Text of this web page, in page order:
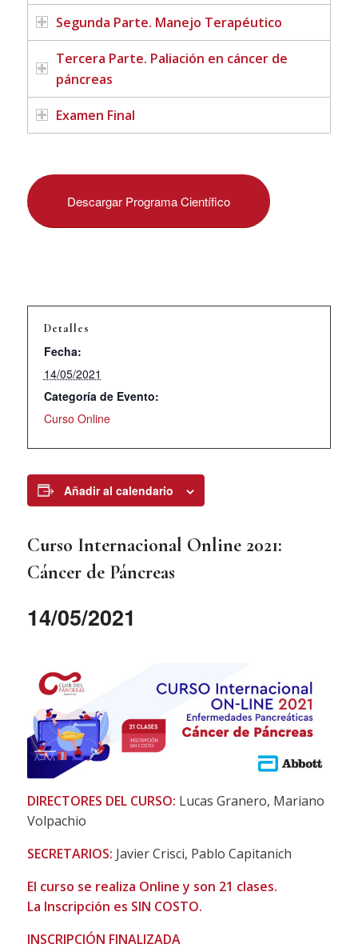
Segunda Parte. Manejo Terapéutico
Tercera Parte. Paliación en cáncer de
páncreas
Examen Final
Descargar Programa Científico
Detalles
Fecha:
14/05/2021
Categoría de Evento:
Curso Online
Añadir al calendario
Curso Internacional Online 2021:
Cáncer de Páncreas
14/05/2021
DIRECTORES DEL CURSO: Lucas Granero, Mariano
Volpachio
SECRETARIOS: Javier Crisci, Pablo Capitanich
El curso se realiza Online y son 21 clases.
La Inscripción es SIN COSTO.
INSCRIPCIÓN FINALIZADA